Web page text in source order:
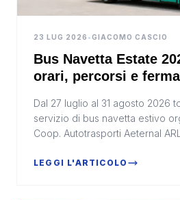
23 LUG 2026 •GIACOMO CASCIO
Bus Navetta Estate
orari, percorsi e
Dal 27 luglio al 31 agosto 2026
servizio di bus navetta estivo
Coop. Autotrasporti Aeternal
LEGGI L'ARTICOLO